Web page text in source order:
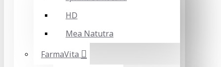
HD
Mea Natutra
FarmaVita